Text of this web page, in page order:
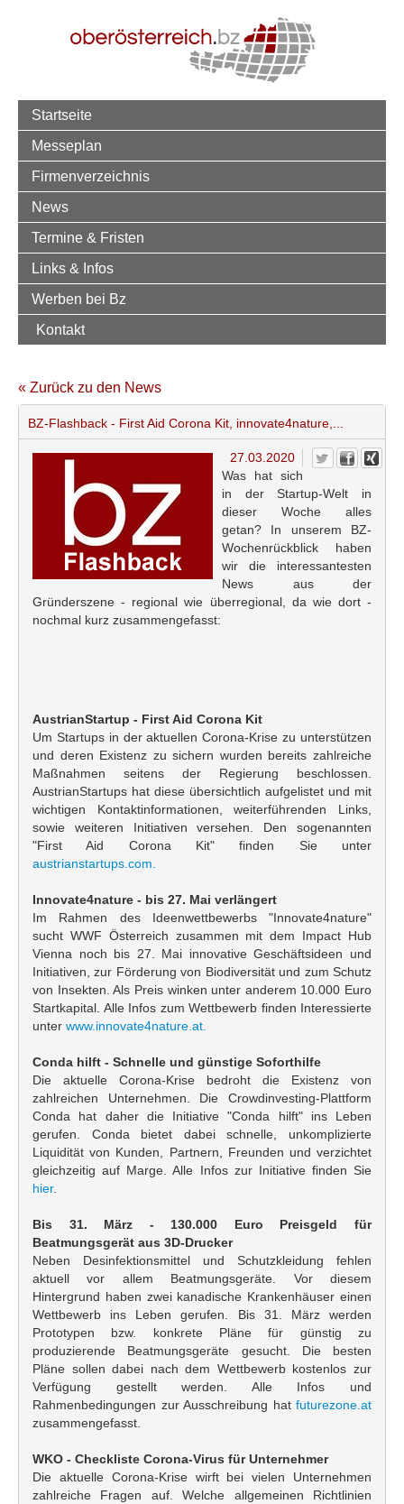
Startseite
Messeplan
Firmenverzeichnis
News
Termine & Fristen
Links & Infos
Werben bei Bz
Kontakt
« Zurück zu den News
BZ-Flashback - First Aid Corona Kit, innovate4nature,...
27.03.2020
Was hat sich
in der Startup-Welt in
dieser Woche alles
getan? In unserem BZ-
Wochenrückblick haben
wir die interessantesten
News aus der
Gründerszene - regional wie überregional, da wie dort -
nochmal kurz zusammengefasst:
AustrianStartup - First Aid Corona Kit
Um Startups in der aktuellen Corona-Krise zu unterstützen
und deren Existenz zu sichern wurden bereits zahlreiche
Maßnahmen seitens der Regierung beschlossen.
AustrianStartups hat diese übersichtlich aufgelistet und mit
wichtigen Kontaktinformationen, weiterführenden Links,
sowie weiteren Initiativen versehen. Den sogenannten
"First Aid Corona Kit" finden Sie unter
austrianstartups.com.
Innovate4nature - bis 27. Mai verlängert
Im Rahmen des Ideenwettbewerbs "Innovate4nature"
sucht WWF Österreich zusammen mit dem Impact Hub
Vienna noch bis 27. Mai innovative Geschäftsideen und
Initiativen, zur Förderung von Biodiversität und zum Schutz
von Insekten. Als Preis winken unter anderem 10.000 Euro
Startkapital. Alle Infos zum Wettbewerb finden Interessierte
unter www.innovate4nature.at.
Conda hilft - Schnelle und günstige Soforthilfe
Die aktuelle Corona-Krise bedroht die Existenz von
zahlreichen Unternehmen. Die Crowdinvesting-Plattform
Conda hat daher die Initiative "Conda hilft" ins Leben
gerufen. Conda bietet dabei schnelle, unkomplizierte
Liquidität von Kunden, Partnern, Freunden und verzichtet
gleichzeitig auf Marge. Alle Infos zur Initiative finden Sie
hier.
Bis 31. März - 130.000 Euro Preisgeld für
Beatmungsgerät aus 3D-Drucker
Neben Desinfektionsmittel und Schutzkleidung fehlen
aktuell vor allem Beatmungsgeräte. Vor diesem
Hintergrund haben zwei kanadische Krankenhäuser einen
Wettbewerb ins Leben gerufen. Bis 31. März werden
Prototypen bzw. konkrete Pläne für günstig zu
produzierende Beatmungsgeräte gesucht. Die besten
Pläne sollen dabei nach dem Wettbewerb kostenlos zur
Verfügung gestellt werden. Alle Infos und
Rahmenbedingungen zur Ausschreibung hat futurezone.at
zusammengefasst.
WKO - Checkliste Corona-Virus für Unternehmer
Die aktuelle Corona-Krise wirft bei vielen Unternehmen
zahlreiche Fragen auf. Welche allgemeinen Richtlinien